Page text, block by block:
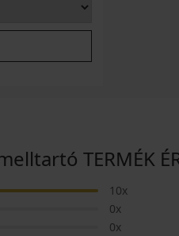
TERMÉK
10x
0x
0x